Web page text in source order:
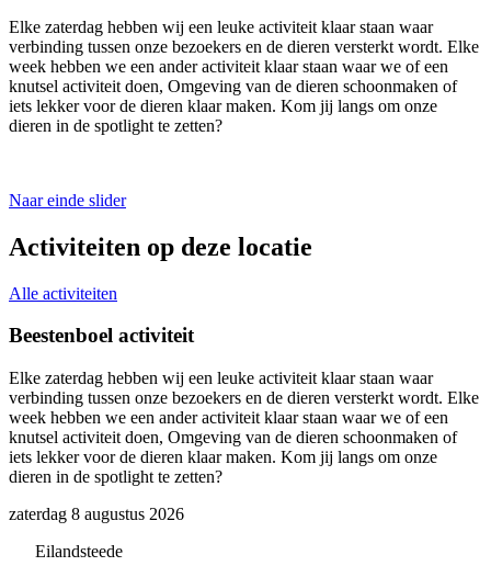
Elke zaterdag hebben wij een leuke activiteit klaar staan waar
verbinding tussen onze bezoekers en de dieren versterkt wordt. Elke
week hebben we een ander activiteit klaar staan waar we of een
knutsel activiteit doen, Omgeving van de dieren schoonmaken of
iets lekker voor de dieren klaar maken. Kom jij langs om onze
dieren in de spotlight te zetten?
Naar einde slider
Activiteiten op deze locatie
Alle activiteiten
Beestenboel activiteit
Elke zaterdag hebben wij een leuke activiteit klaar staan waar
verbinding tussen onze bezoekers en de dieren versterkt wordt. Elke
week hebben we een ander activiteit klaar staan waar we of een
knutsel activiteit doen, Omgeving van de dieren schoonmaken of
iets lekker voor de dieren klaar maken. Kom jij langs om onze
dieren in de spotlight te zetten?
zaterdag 8 augustus 2026
Eilandsteede